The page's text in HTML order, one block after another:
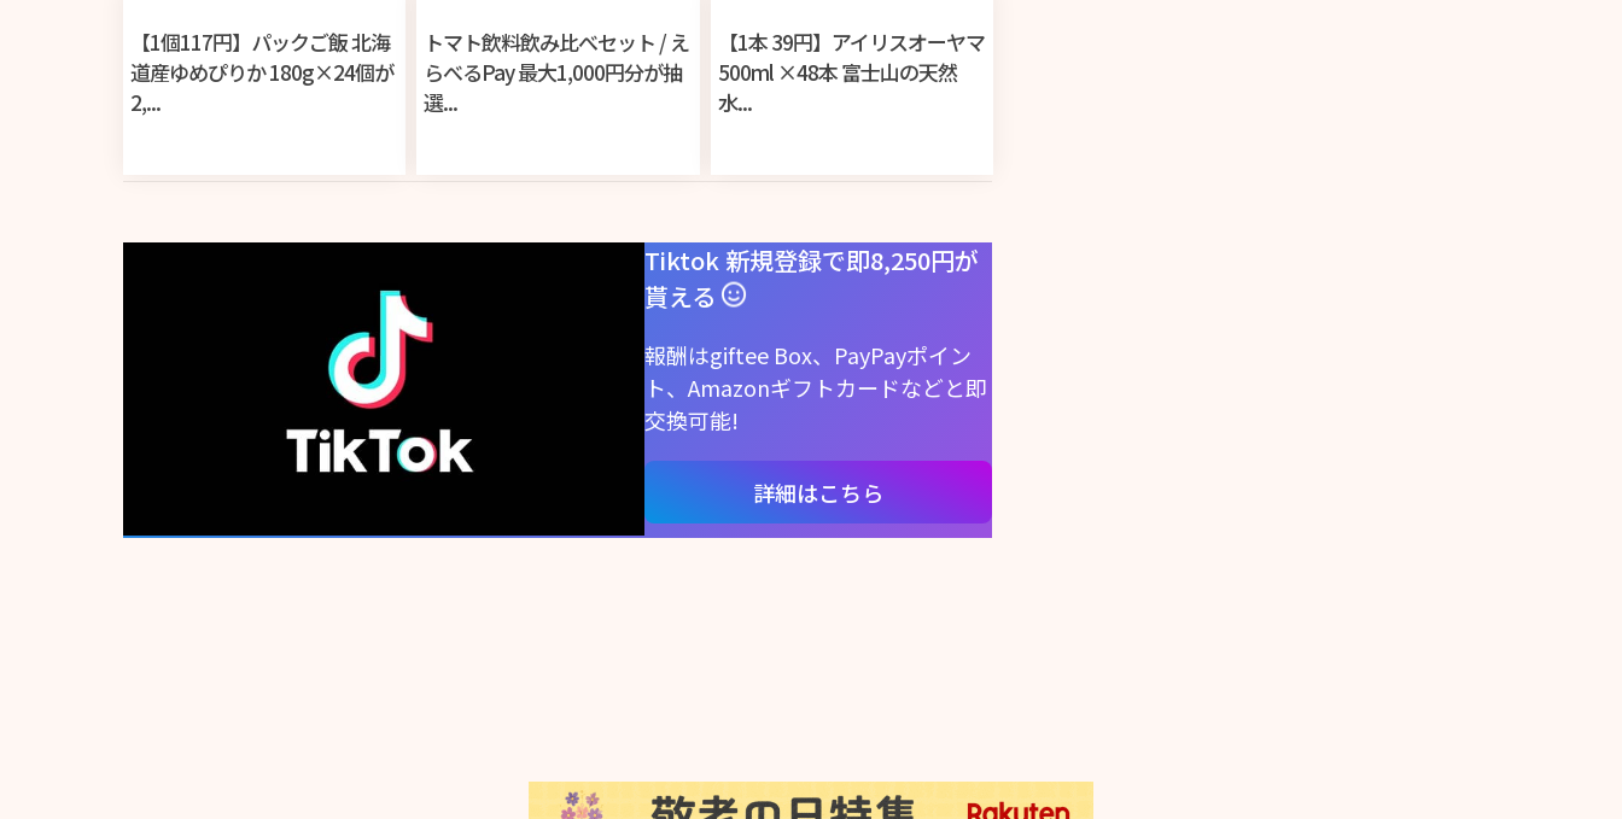
【1個117円】パックご飯 北海
道産ゆめぴりか 180g×24個が
2,...
トマト飲料飲み比べセット / え
らべるPay 最大1,000円分が抽
選...
【1本 39円】アイリスオーヤマ
500ml ×48本 富士山の天然
水...
Tiktok 新規登録で即8,250円が
貰える
報酬はgiftee Box、PayPayポイン
ト、Amazonギフトカードなどと即
交換可能!
詳細はこちら